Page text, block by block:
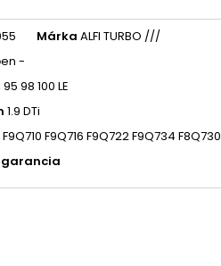
Márka ALFI TURBO ///
-
98 100 LE
1.9 DTi
F9Q716 F9Q722 F9Q734 F8Q730
garancia